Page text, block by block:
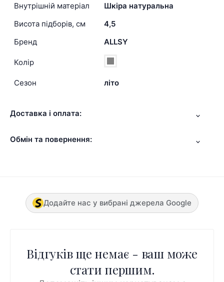
Внутрішній матеріал
Шкіра натуральна
Висота підборів, см
4,5
Бренд
ALLSY
Колір
Сезон літо
Доставка і оплата:
Обмін та повернення:
Додайте нас у вибрані джерела Google
Відгуків ще немає - ваш може
стати першим.